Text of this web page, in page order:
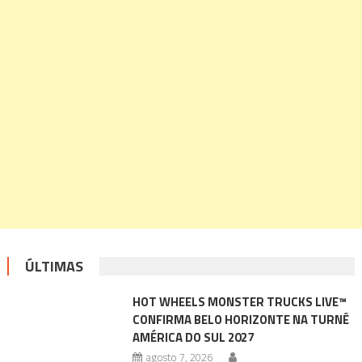
ÚLTIMAS
HOT WHEELS MONSTER TRUCKS LIVE™
CONFIRMA BELO HORIZONTE NA TURNÊ
AMÉRICA DO SUL 2027
agosto 7, 2026